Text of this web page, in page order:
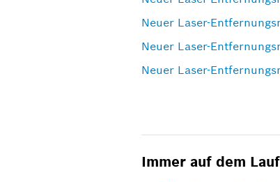
Neuer Laser-
Neuer Laser-
Neuer Laser-
Immer auf dem